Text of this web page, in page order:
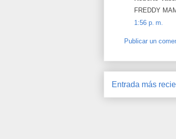
FREDDY
1:56 p. m.
Publicar un
Entrada más